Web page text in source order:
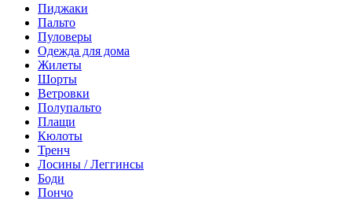
Пиджаки
Пальто
Пуловеры
Одежда для дома
Жилеты
Шорты
Ветровки
Полупальто
Плащи
Кюлоты
Тренч
Лосины / Леггинсы
Боди
Пончо